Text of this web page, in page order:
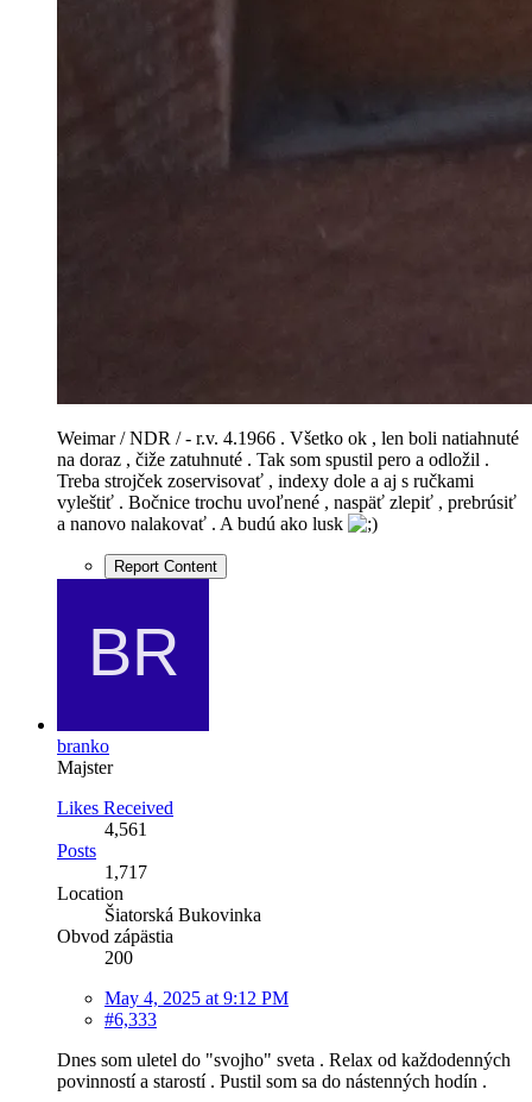
Weimar / NDR / - r.v. 4.1966 . Všetko ok , len boli natiahnuté
na doraz , čiže zatuhnuté . Tak som spustil pero a odložil .
Treba strojček zoservisovať , indexy dole a aj s ručkami
vyleštiť . Bočnice trochu uvoľnené , naspäť zlepiť , prebrúsiť
a nanovo nalakovať . A budú ako lusk
Report Content
branko
Majster
Likes Received
4,561
Posts
1,717
Location
Šiatorská Bukovinka
Obvod zápästia
200
May 4, 2025 at 9:12 PM
#6,333
Dnes som uletel do "svojho" sveta . Relax od každodenných
povinností a starostí . Pustil som sa do nástenných hodín .